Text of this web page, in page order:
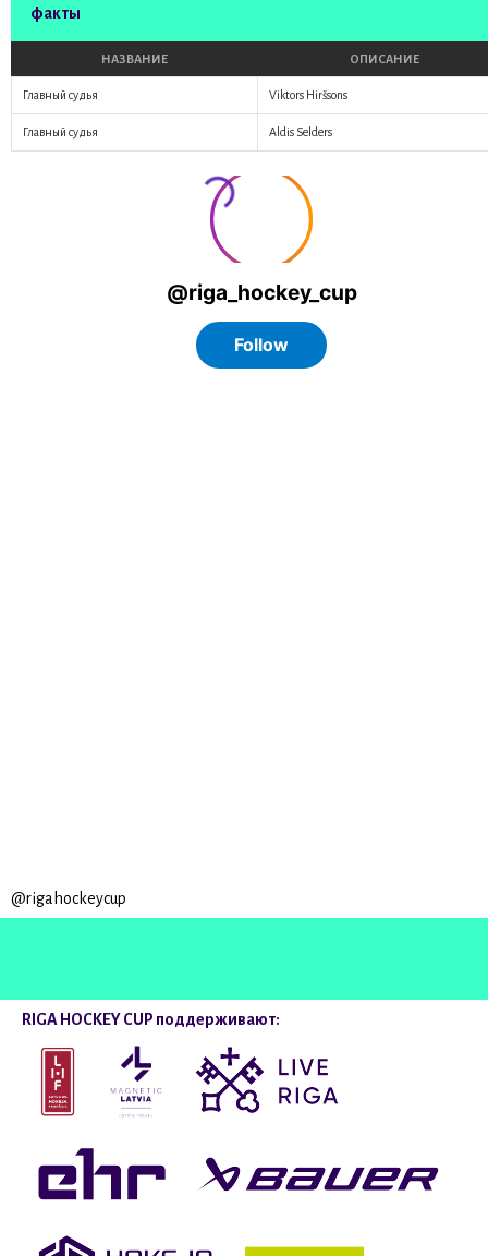
факты
НАЗВАНИЕ ОПИСАНИЕ
Главный судья Viktors Hiršsons
Главный судья Aldis Selders
@rigahockeycup
RIGA HOCKEY CUP поддерживают: